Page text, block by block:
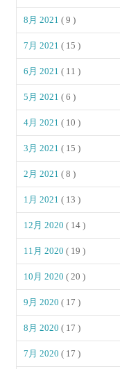
8月 2021( 9 )
7月 2021( 15 )
6月 2021( 11 )
5月 2021( 6 )
4月 2021( 10 )
3月 2021( 15 )
2月 2021( 8 )
1月 2021( 13 )
12月 2020( 14 )
11月 2020( 19 )
10月 2020( 20 )
9月 2020( 17 )
8月 2020( 17 )
7月 2020( 17 )